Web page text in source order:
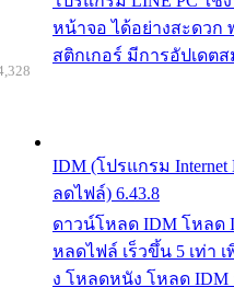
หน้าจอ ได้อย่างสะดวก
สติกเกอร์ มีการอัปเดตส
IDM (โปรแกรม Internet
ลดไฟล์) 6.43.8
ดาวน์โหลด IDM โหลด
หลดไฟล์ เร็วขึ้น 5 เท่า
ง โหลดหนัง โหลด IDM